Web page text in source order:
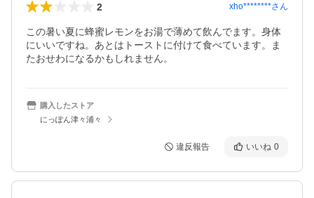
2 xho********さん
この暑い夏に蜂蜜レモンをお湯で薄めて飲んでます。身体
にいいですね。あとはトーストに付けて食べています。ま
たおせわになるかもしれません。
購入したストア
にっぽん津々浦々
違反報告 いいね 0